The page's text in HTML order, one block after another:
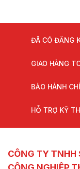
ĐÃ CÓ ĐĂNG
GIAO HÀNG
BẢO HÀNH
HỖ TRỢ KỸ
CÔNG TY